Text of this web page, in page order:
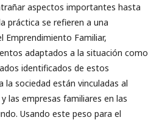
aspectos importantes hasta
práctica se refieren a una
Emprendimiento Familiar,
adaptados a la situación como
identificados de estos
sociedad están vinculadas al
las empresas familiares en las
Usando este peso para el